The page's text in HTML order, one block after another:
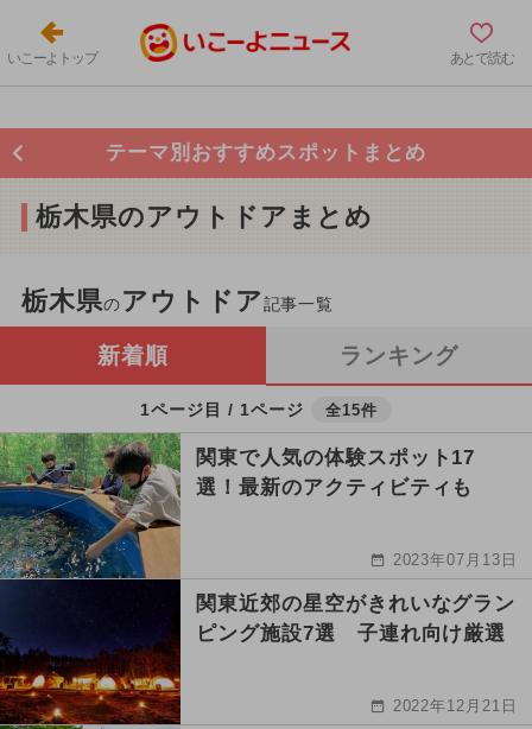
いこーよトップ あとで読む
テーマ別おすすめスポットまとめ
栃木県のアウトドアまとめ
栃木県のアウトドア記事一覧
新着順 ランキング
1ページ目 / 1ページ 全15件
関東で人気の体験スポット17
選！最新のアクティビティも
2023年07月13日
関東近郊の星空がきれいなグラン
ピング施設7選 子連れ向け厳選
2022年12月21日